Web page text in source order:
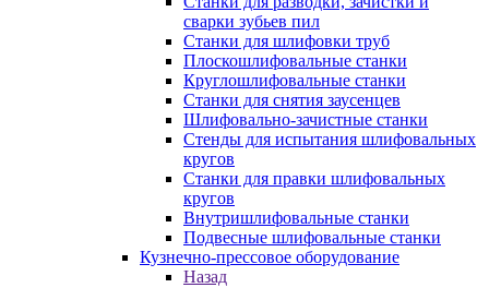
сварки зубьев пил
Станки для шлифовки труб
Плоскошлифовальные станки
Круглошлифовальные станки
Станки для снятия заусенцев
Шлифовально-зачистные станки
Стенды для испытания шлифовальных
кругов
Станки для правки шлифовальных
кругов
Внутришлифовальные станки
Подвесные шлифовальные станки
Кузнечно-прессовое оборудование
Назад